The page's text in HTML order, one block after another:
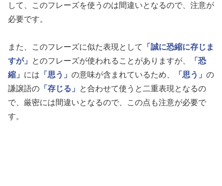
して、このフレーズを使うのは間違いとなるので、注意が
必要です。
また、このフレーズに似た表現として
「誠に恐縮に存じま
すが」
とのフレーズが使われることがありますが、
「恐
縮」 には 「思う」 の意味が含まれているため、 「思う」 の
謙譲語の 「存じる」
と合わせて使うと二重表現となるの
で、厳密には間違いとなるので、この点も注意が必要で
す。